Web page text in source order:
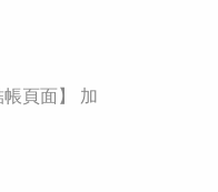
頁面】 加